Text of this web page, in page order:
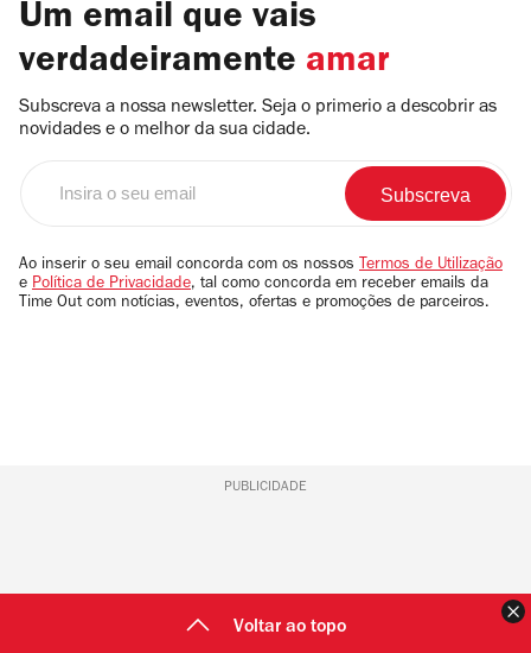
Um email que vais
verdadeiramente amar
Subscreva a nossa newsletter. Seja o primerio a descobrir as
novidades e o melhor da sua cidade.
email
Ao inserir o seu email concorda com os nossos Termos de Utilização
e Política de Privacidade, tal como concorda em receber emails da
Time Out com notícias, eventos, ofertas e promoções de parceiros.
PUBLICIDADE
Voltar ao topo